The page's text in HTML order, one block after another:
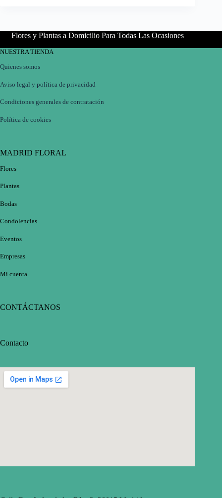
Flores y Plantas a Domicilio Para Todas Las Ocasiones
NUESTRA TIENDA
Quienes somos
Aviso legal y política de privacidad
Condiciones generales de contratación
Política de cookies
MADRID FLORAL
Flores
Plantas
Bodas
Condolencias
Eventos
Empresas
Mi cuenta
CONTÁCTANOS
Contacto